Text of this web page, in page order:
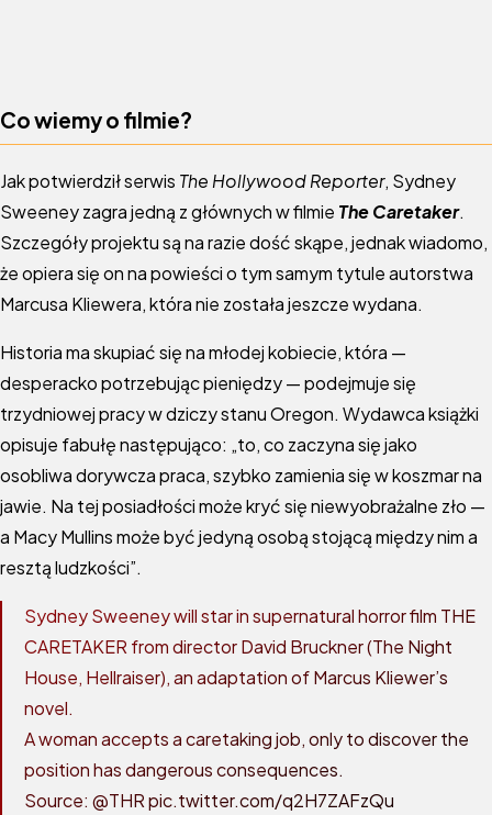
Co wiemy o filmie?
Jak potwierdził serwis The Hollywood Reporter, Sydney
Sweeney zagra jedną z głównych w filmie The Caretaker.
Szczegóły projektu są na razie dość skąpe, jednak wiadomo,
że opiera się on na powieści o tym samym tytule autorstwa
Marcusa Kliewera, która nie została jeszcze wydana.
Historia ma skupiać się na młodej kobiecie, która —
desperacko potrzebując pieniędzy — podejmuje się
trzydniowej pracy w dziczy stanu Oregon. Wydawca książki
opisuje fabułę następująco: „to, co zaczyna się jako
osobliwa dorywcza praca, szybko zamienia się w koszmar na
jawie. Na tej posiadłości może kryć się niewyobrażalne zło —
a Macy Mullins może być jedyną osobą stojącą między nim a
resztą ludzkości”.
Sydney Sweeney will star in supernatural horror film THE
CARETAKER from director David Bruckner (The Night
House, Hellraiser), an adaptation of Marcus Kliewer’s
novel.
A woman accepts a caretaking job, only to discover the
position has dangerous consequences.
Source: @THRpic.twitter.com/q2H7ZAFzQu